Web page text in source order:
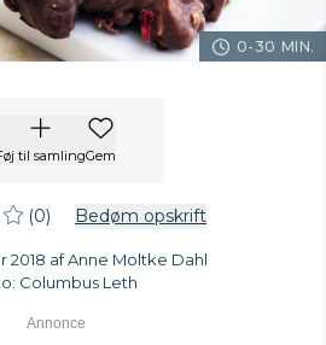
0-30 MIN.
til samlingGem
(0) Bedøm opskrift
2018 af Anne Moltke Dahl
Columbus Leth